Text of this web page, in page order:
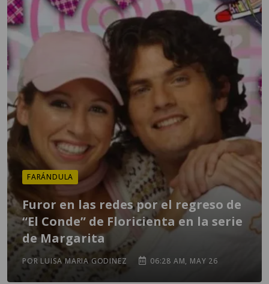
FARÁNDULA
Furor en las redes por el regreso de
“El Conde” de Floricienta en la serie
de Margarita
POR LUISA MARIA GODINEZ 06:28 AM, MAY 26